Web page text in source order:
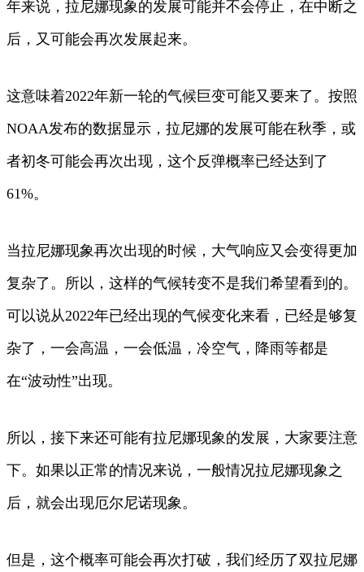
年来说，拉尼娜现象的发展可能并不会停止，在中断之
后，又可能会再次发展起来。
这意味着2022年新一轮的气候巨变可能又要来了。按照
NOAA发布的数据显示，拉尼娜的发展可能在秋季，或
者初冬可能会再次出现，这个反弹概率已经达到了
61%。
当拉尼娜现象再次出现的时候，大气响应又会变得更加
复杂了。所以，这样的气候转变不是我们希望看到的。
可以说从2022年已经出现的气候变化来看，已经是够复
杂了，一会高温，一会低温，冷空气，降雨等都是
在“波动性”出现。
所以，接下来还可能有拉尼娜现象的发展，大家要注意
下。如果以正常的情况来说，一般情况拉尼娜现象之
后，就会出现厄尔尼诺现象。
但是，这个概率可能会再次打破，我们经历了双拉尼娜